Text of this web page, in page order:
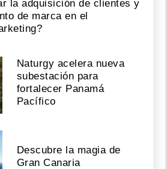
la adquisición de clientes y
de marca en el
Naturgy acelera nueva
subestación para
fortalecer Panamá
Pacífico
Descubre la magia de
Gran Canaria